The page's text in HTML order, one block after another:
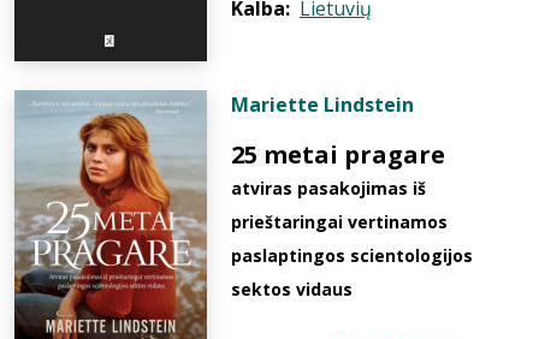
Kalba: Lietuvių
Mariette Lindstein
25 metai pragare
atviras pasakojimas iš
prieštaringai vertinamos
paslaptingos scientologijos
sektos vidaus